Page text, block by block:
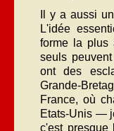
Il y a aussi
L'idée
forme la plus
seuls
ont des
Grande-
France, où
Etats-Unis —
c'est presque